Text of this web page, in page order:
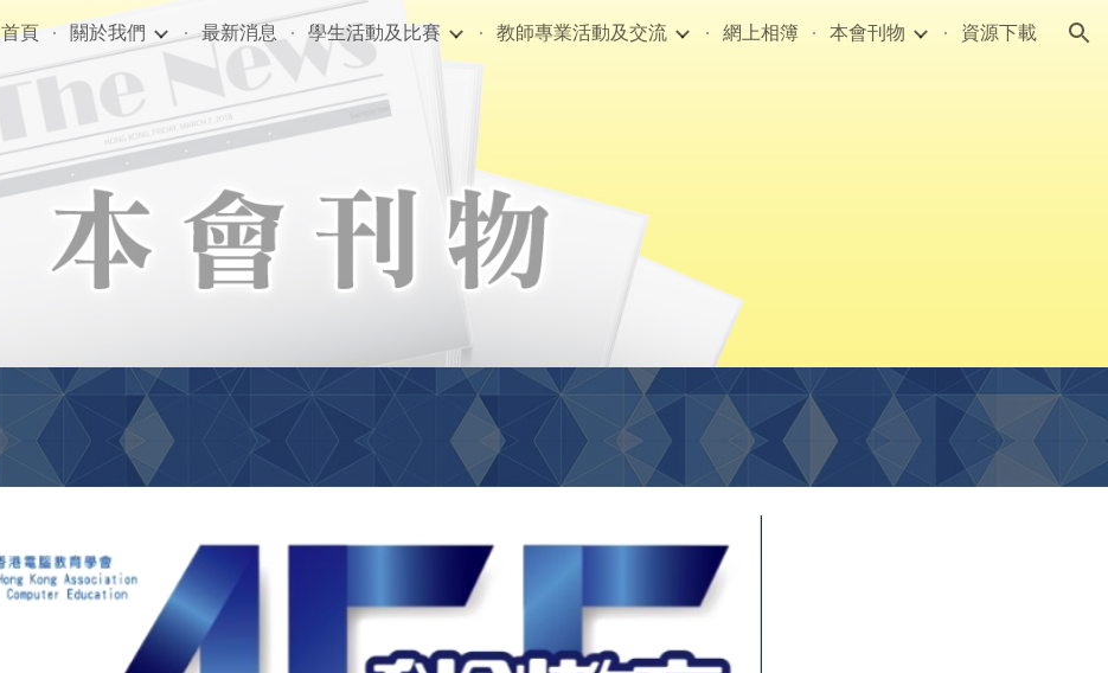
Skip to main content Skip to navigation
首頁 關於我們 最新消息 學生活動及比賽 教師專業活動及交流 網上相簿 本會刊物 資源下載